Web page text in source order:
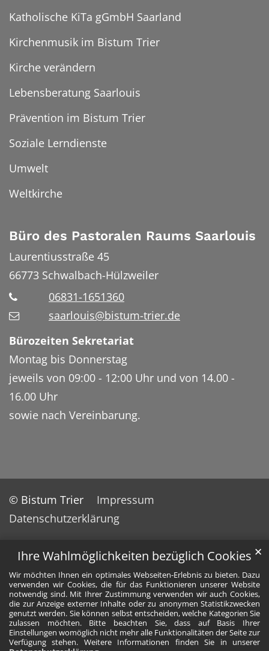
Ihre Wahlmöglichkeiten bezüglich Cookies
Wir möchten Ihnen ein optimales Webseiten-Erlebnis zu bieten. Dazu
verwenden wir Cookies, die für das Funktionieren unserer Website
notwendig sind. Mit Ihrer Zustimmung verwenden wir auch Cookies,
die zur Anzeige externer Inhalte oder zu anonymen Statistikzwecken
genutzt werden. Sie können selbst entscheiden, welche Kategorien Sie
zulassen möchten. Bitte beachten Sie, dass auf Basis Ihrer
Einstellungen womöglich nicht mehr alle Funktionalitäten der Seite zur
Verfügung stehen. Weitere Informationen finden Sie in unserer
✕
Katholische KiTa gGmbH Saarland
Kirchenmusik im Bistum Trier
Kirche verändern
Lebensberatung Saarlouis
Prävention im Bistum Trier
Soziale Lerndienste
Umwelt
Weltkirche
Büro des Pastoralen Raums Saarlouis
Laurentiusstraße 45
66773 Schwalbach-Hülzweiler
06831-1651360
saarlouis@bistum-trier.de
Bürozeiten Sekretariat
Montag bis Donnerstag
jeweils von 09:00 - 12:00 Uhr und von 14.00 -
16.00 Uhr
sowie nach Vereinbarung.
© Bistum Trier
Impressum
Datenschutzerklärung